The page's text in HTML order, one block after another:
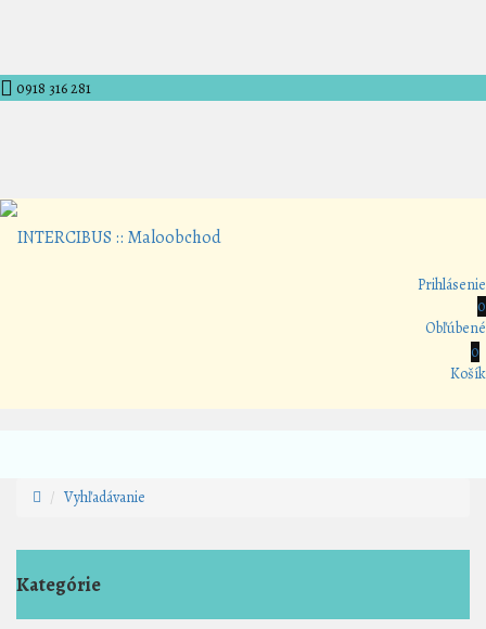
0918 316 281
Prihlásenie
0
Obľúbené
0
Košík
Vyhľadávanie
Kategórie